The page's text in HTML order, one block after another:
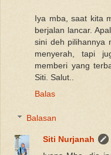
Iya mba, saat kita
berjalan lancar.
sini deh pilihannya
menyerah, tapi
memberi yang
Siti. Salut..
Balas
Balasan
Siti Nurjanah